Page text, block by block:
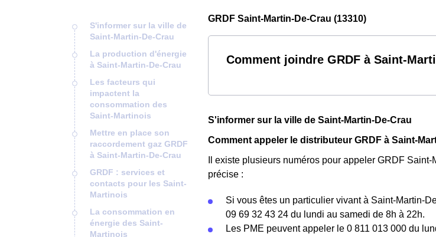
S'informer sur la ville de
Saint-Martin-De-Crau
La production d'énergie
à Saint-Martin-De-Crau
Les facteurs qui
impactent la
consommation des
Saint-Martinois
Mettre en place son
raccordement gaz GRDF
à Saint-Martin-De-Crau
GRDF : services et
contacts pour les Saint-
Martinois
La consommation en
énergie des Saint-
Martinois
GRDF Saint-Martin-De-Crau (13310)
Comment joindre GRDF à Saint-
S'informer sur la ville de Saint-Martin-De-Crau
Comment appeler le distributeur GRDF à Saint-
Il existe plusieurs numéros pour appeler GRDF
précise :
Si vous êtes un particulier vivant à Saint-Martin-
09 69 32 43 24 du lundi au samedi de 8h à 22h.
Les PME peuvent appeler le 0 811 013 000 du